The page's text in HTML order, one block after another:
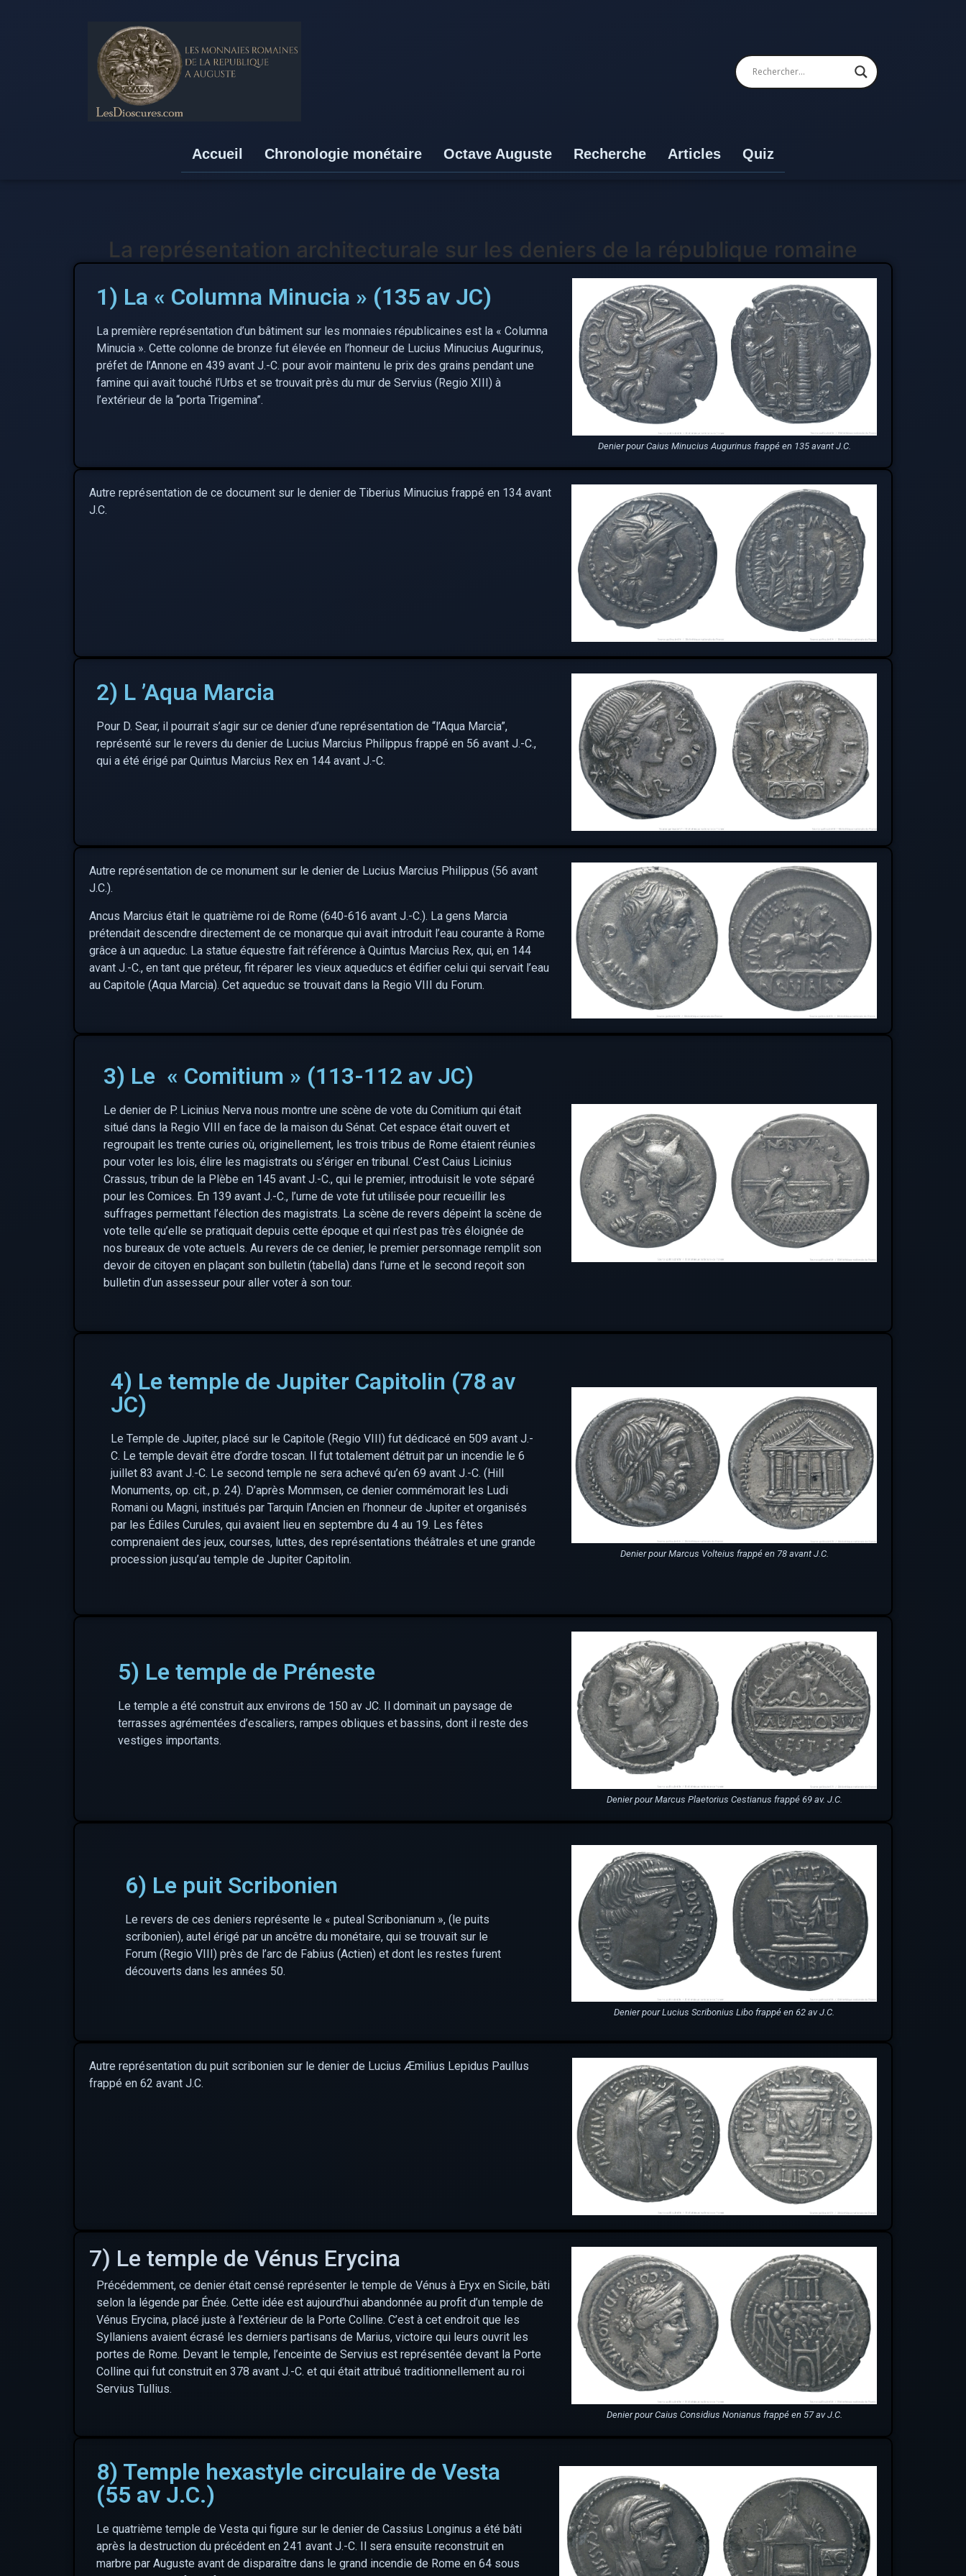
Accueil Chronologie monétaire Octave Auguste Recherche Articles Quiz
La représentation architecturale sur les deniers de la république romaine
1) La « Columna Minucia » (135 av JC)
La première représentation d’un bâtiment sur les monnaies républicaines est la « Columna
Minucia ». Cette colonne de bronze fut élevée en l’honneur de Lucius Minucius Augurinus,
préfet de l’Annone en 439 avant J.-C. pour avoir maintenu le prix des grains pendant une
famine qui avait touché l’Urbs et se trouvait près du mur de Servius (Regio XIII) à
l’extérieur de la “porta Trigemina”.
Denier pour Caius Minucius Augurinus frappé en 135 avant J.C.
Autre représentation de ce document sur le denier de Tiberius Minucius frappé en 134 avant
J.C.
2) L ’Aqua Marcia
Pour D. Sear, il pourrait s’agir sur ce denier d’une représentation de “l’Aqua Marcia”,
représenté sur le revers du denier de Lucius Marcius Philippus frappé en 56 avant J.-C.,
qui a été érigé par Quintus Marcius Rex en 144 avant J.-C.
Autre représentation de ce monument sur le denier de Lucius Marcius Philippus (56 avant
J.C.).
Ancus Marcius était le quatrième roi de Rome (640-616 avant J.-C.). La gens Marcia
prétendait descendre directement de ce monarque qui avait introduit l’eau courante à Rome
grâce à un aqueduc. La statue équestre fait référence à Quintus Marcius Rex, qui, en 144
avant J.-C., en tant que préteur, fit réparer les vieux aqueducs et édifier celui qui servait l’eau
au Capitole (Aqua Marcia). Cet aqueduc se trouvait dans la Regio VIII du Forum.
3) Le « Comitium » (113-112 av JC)
Le denier de P. Licinius Nerva nous montre une scène de vote du Comitium qui était
situé dans la Regio VIII en face de la maison du Sénat. Cet espace était ouvert et
regroupait les trente curies où, originellement, les trois tribus de Rome étaient réunies
pour voter les lois, élire les magistrats ou s’ériger en tribunal. C’est Caius Licinius
Crassus, tribun de la Plèbe en 145 avant J.-C., qui le premier, introduisit le vote séparé
pour les Comices. En 139 avant J.-C., l’urne de vote fut utilisée pour recueillir les
suffrages permettant l’élection des magistrats. La scène de revers dépeint la scène de
vote telle qu’elle se pratiquait depuis cette époque et qui n’est pas très éloignée de
nos bureaux de vote actuels. Au revers de ce denier, le premier personnage remplit son
devoir de citoyen en plaçant son bulletin (tabella) dans l’urne et le second reçoit son
bulletin d’un assesseur pour aller voter à son tour.
4) Le temple de Jupiter Capitolin (78 av
JC)
Le Temple de Jupiter, placé sur le Capitole (Regio VIII) fut dédicacé en 509 avant J.-
C. Le temple devait être d’ordre toscan. Il fut totalement détruit par un incendie le 6
juillet 83 avant J.-C. Le second temple ne sera achevé qu’en 69 avant J.-C. (Hill
Monuments, op. cit., p. 24). D’après Mommsen, ce denier commémorait les Ludi
Romani ou Magni, institués par Tarquin l’Ancien en l’honneur de Jupiter et organisés
par les Édiles Curules, qui avaient lieu en septembre du 4 au 19. Les fêtes
comprenaient des jeux, courses, luttes, des représentations théâtrales et une grande
procession jusqu’au temple de Jupiter Capitolin.
Denier pour Marcus Volteius frappé en 78 avant J.C.
5) Le temple de Préneste
Le temple a été construit aux environs de 150 av JC. Il dominait un paysage de
terrasses agrémentées d’escaliers, rampes obliques et bassins, dont il reste des
vestiges importants.
Denier pour Marcus Plaetorius Cestianus frappé 69 av. J.C.
6) Le puit Scribonien
Le revers de ces deniers représente le « puteal Scribonianum », (le puits
scribonien), autel érigé par un ancêtre du monétaire, qui se trouvait sur le
Forum (Regio VIII) près de l’arc de Fabius (Actien) et dont les restes furent
découverts dans les années 50.
Denier pour Lucius Scribonius Libo frappé en 62 av J.C.
Autre représentation du puit scribonien sur le denier de Lucius Æmilius Lepidus Paullus
frappé en 62 avant J.C.
7) Le temple de Vénus Erycina
Précédemment, ce denier était censé représenter le temple de Vénus à Eryx en Sicile, bâti
selon la légende par Énée. Cette idée est aujourd’hui abandonnée au profit d’un temple de
Vénus Erycina, placé juste à l’extérieur de la Porte Colline. C’est à cet endroit que les
Syllaniens avaient écrasé les derniers partisans de Marius, victoire qui leurs ouvrit les
portes de Rome. Devant le temple, l’enceinte de Servius est représentée devant la Porte
Colline qui fut construit en 378 avant J.-C. et qui était attribué traditionnellement au roi
Servius Tullius.
Denier pour Caius Considius Nonianus frappé en 57 av J.C.
8) Temple hexastyle circulaire de Vesta
(55 av J.C.)
Le quatrième temple de Vesta qui figure sur le denier de Cassius Longinus a été bâti
après la destruction du précédent en 241 avant J.-C. Il sera ensuite reconstruit en
marbre par Auguste avant de disparaître dans le grand incendie de Rome en 64 sous